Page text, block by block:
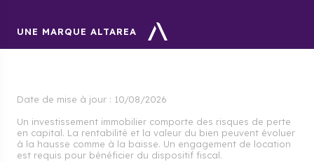
UNE MARQUE ALTAREA
Date de mise à jour : 10/08/2026
Un investissement immobilier comporte des risques de perte
en capital. La rentabilité et la valeur du bien peuvent évoluer
à la hausse comme à la baisse. Un engagement de location
est requis pour bénéficier du dispositif fiscal.